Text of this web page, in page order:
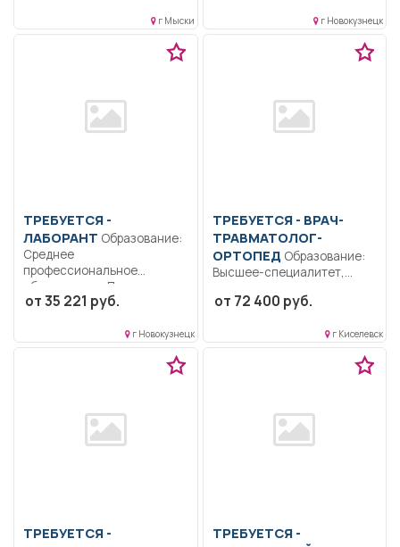
г Мыски г Новокузнецк
ТРЕБУЕТСЯ -
ЛАБОРАНТ
Среднее
профессиональное
образование.. Проведение
лабораторных анализов..
от 35 221 руб.
г Новокузнецк
ТРЕБУЕТСЯ - ВРАЧ-
ТРАВМАТОЛОГ-
ОРТОПЕДОбразование:
Высшее-специалитет,
Дисциплинированность.
травматолого-
от 72 400 руб.
г Киселевск
ТРЕБУЕТСЯ -
ТРЕБУЕТСЯ -